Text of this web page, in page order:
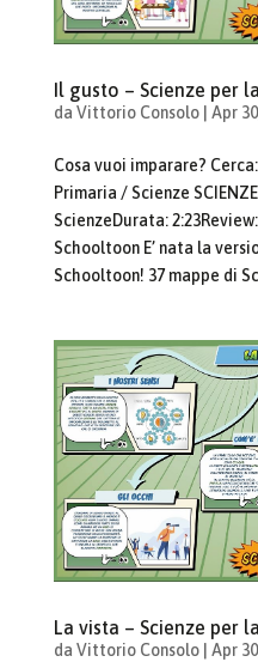
Il gusto – Scienze per
da Vittorio Consolo| Apr
Cosa vuoi imparare?
Primaria / Scienze
ScienzeDurata:
Schooltoon E’ nata la
Schooltoon! 37 mappe di
La vista – Scienze per
da Vittorio Consolo| Apr